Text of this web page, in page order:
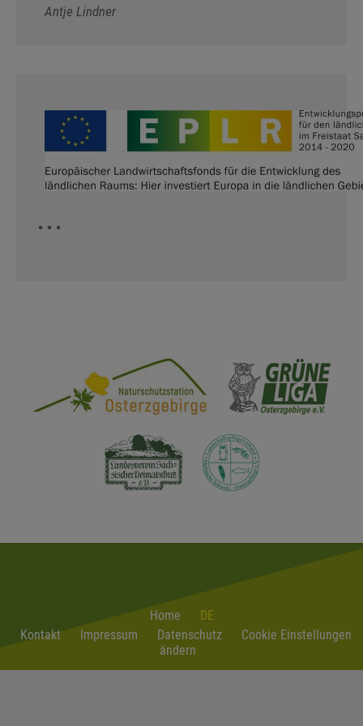
Antje Lindner
...
Home
DE
Kontakt
Impressum Datenschutz
Cookie Einstellungen
ändern